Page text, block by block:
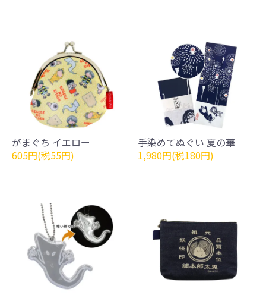
がまぐち イエロー
605円(税55円)
手染めてぬぐい 夏の華
1,980円(税180円)